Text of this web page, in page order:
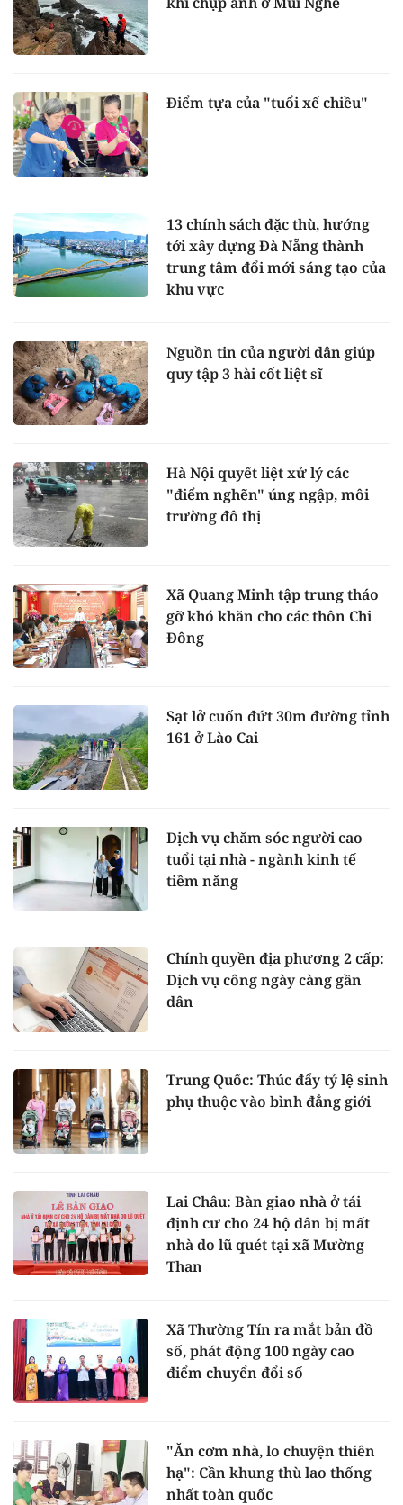
Điểm tựa của "tuổi xế chiều"
13 chính sách đặc thù, hướng
tới xây dựng Đà Nẵng thành
trung tâm đổi mới sáng tạo của
khu vực
Nguồn tin của người dân giúp
quy tập 3 hài cốt liệt sĩ
Hà Nội quyết liệt xử lý các
"điểm nghẽn" úng ngập, môi
trường đô thị
Xã Quang Minh tập trung tháo
gỡ khó khăn cho các thôn Chi
Đông
Sạt lở cuốn đứt 30m đường tỉnh
161 ở Lào Cai
Dịch vụ chăm sóc người cao
tuổi tại nhà - ngành kinh tế
tiềm năng
Chính quyền địa phương 2 cấp:
Dịch vụ công ngày càng gần
dân
Trung Quốc: Thúc đẩy tỷ lệ sinh
phụ thuộc vào bình đẳng giới
Lai Châu: Bàn giao nhà ở tái
định cư cho 24 hộ dân bị mất
nhà do lũ quét tại xã Mường
Than
Xã Thường Tín ra mắt bản đồ
số, phát động 100 ngày cao
điểm chuyển đổi số
"Ăn cơm nhà, lo chuyện thiên
hạ": Cần khung thù lao thống
nhất toàn quốc